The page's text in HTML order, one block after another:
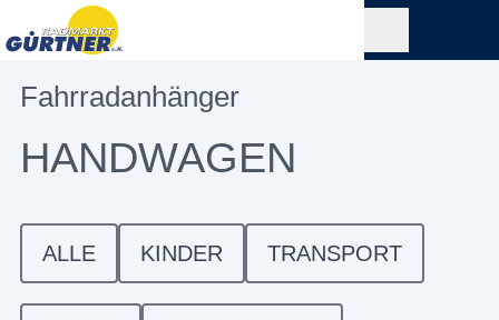
Fahrradanhänger
HANDWAGEN
ALLE KINDER TRANSPORT